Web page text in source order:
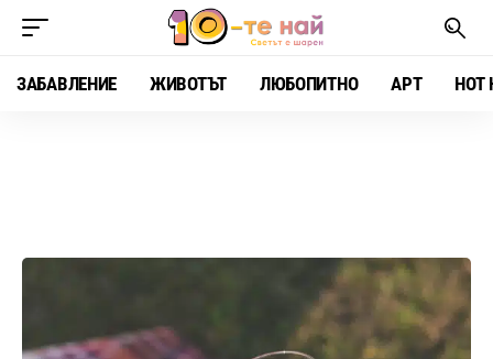
ЗАБАВЛЕНИЕ ЖИВОТЪТ ЛЮБОПИТНО АРТ HOT